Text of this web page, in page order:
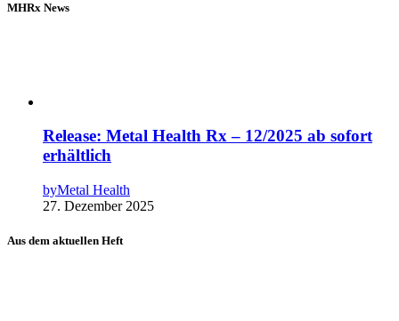
MHRx News
Release: Metal Health Rx – 12/2025 ab sofort
erhältlich
byMetal Health
27. Dezember 2025
Aus dem aktuellen Heft